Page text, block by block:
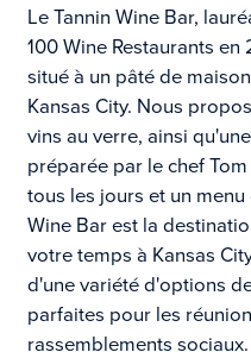
Le Tannin Wine Bar,
100 Wine Restaurants
situé à un pâté de
Kansas City. Nous
vins au verre, ainsi
préparée par le chef
tous les jours et un
Wine Bar est la
votre temps à Kansas
d'une variété d'options
parfaites pour les
rassemblements sociaux.